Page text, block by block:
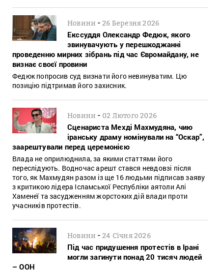
Новини -26 Березня 2026
Екссуддя Олександр Федюк, якого
звинувачують у перешкоджанні
проведенню мирних зібрань під час Євромайдану, не
визнає своєї провини
Федюк попросив суд визнати його невинуватим. Цю
позицію підтримав його захисник.
Новини - 02 Лютого 2026
Сценариста Мехді Махмудяна, чию
іранську драму номінували на “Оскар”,
заарештували перед церемонією
Влада не оприлюднила, за якими статтями його
переслідують. Водночас арешт стався невдовзі після
того, як Махмудян разом із ще 16 людьми підписав заяву
з критикою лідера Ісламської Республіки аятоли Алі
Хаменеї та засудженням жорстоких дій влади проти
учасників протестів.
Новини -24 Січня 2026
Під час придушення протестів в Ірані
могли загинути понад 20 тисяч людей
– ООН